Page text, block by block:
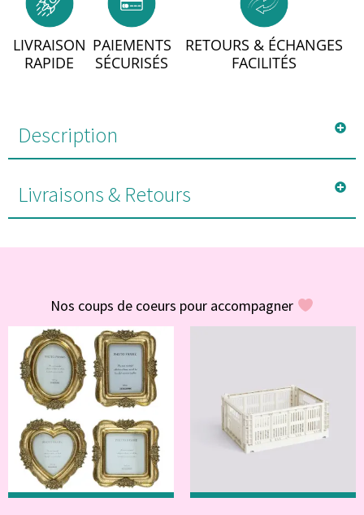
LIVRAISON
RAPIDE
PAIEMENTS
SÉCURISÉS
RETOURS & ÉCHANGES
FACILITÉS
Description
Livraisons & Retours
Nos coups de coeurs pour accompagner